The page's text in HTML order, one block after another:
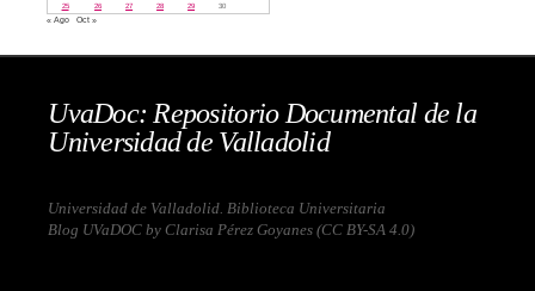
25
26 27 28 29 30
« Ago Oct »
UvaDoc: Repositorio Documental de la
Universidad de Valladolid
Universidad de Valladolid. Biblioteca Universitaria
Blog UVaDOC by Clarisa Pérez Goyanes (CC BY-SA 4.0)